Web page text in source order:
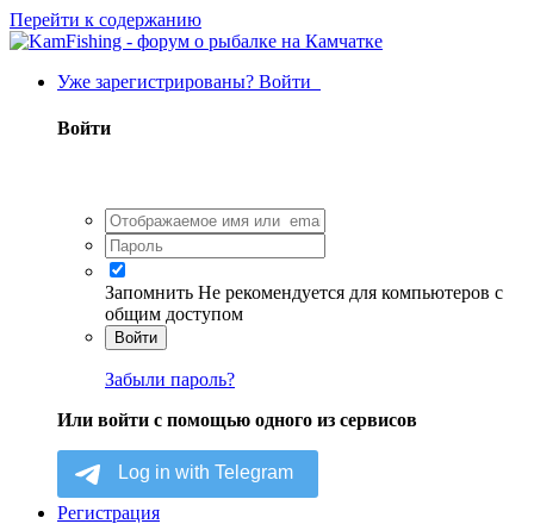
Перейти к содержанию
Уже зарегистрированы? Войти
Войти
Запомнить Не рекомендуется для компьютеров с
общим доступом
Войти
Забыли пароль?
Или войти с помощью одного из сервисов
Регистрация